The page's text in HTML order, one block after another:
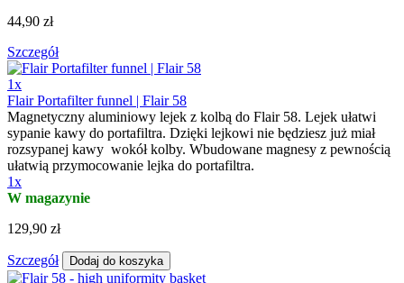
44,90 zł
Szczegół
1x
Flair Portafilter funnel | Flair 58
Magnetyczny aluminiowy lejek z kolbą do Flair 58. Lejek ułatwi
sypanie kawy do portafiltra. Dzięki lejkowi nie będziesz już miał
rozsypanej kawy wokół kolby. Wbudowane magnesy z pewnością
ułatwią przymocowanie lejka do portafiltra.
1x
W magazynie
129,90 zł
Szczegół Dodaj do koszyka